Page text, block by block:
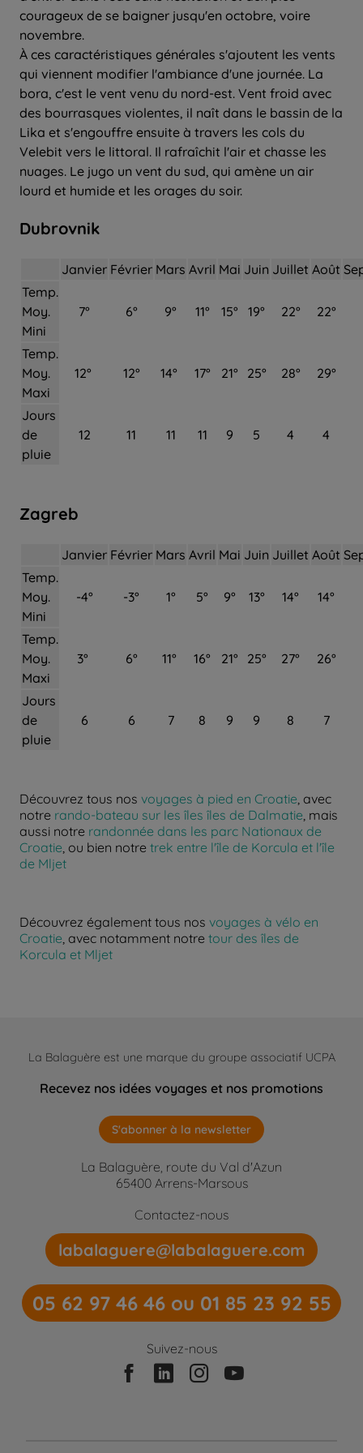
courageux de se baigner jusqu'en octobre, voire
novembre.
À ces caractéristiques générales s'ajoutent les vents
qui viennent modifier l'ambiance d'une journée. La
bora, c'est le vent venu du nord-est. Vent froid avec
des bourrasques violentes, il naît dans le bassin de la
Lika et s'engouffre ensuite à travers les cols du
Velebit vers le littoral. Il rafraîchit l'air et chasse les
nuages. Le jugo un vent du sud, qui amène un air
lourd et humide et les orages du soir.
Dubrovnik
Janvier Février Mars Avril Mai Juin Juillet Août
Temp.
Moy.
Mini
7° 6° 9° 11° 15° 19° 22° 22°
Temp.
Moy.
Maxi
12° 12° 14° 17° 21° 25° 28° 29°
Jours
de
pluie
12 11 11 11 9 5 4 4
Zagreb
Janvier Février Mars Avril Mai Juin Juillet Août
Temp.
Moy.
Mini
-4° -3° 1° 5° 9° 13° 14° 14°
Temp.
Moy.
Maxi
3° 6° 11° 16° 21° 25° 27° 26°
Jours
de
pluie
6 6 7 8 9 9 8 7
Découvrez tous nos voyages à pied en Croatie , avec
notre rando-bateau sur les îles îles de Dalmatie , mais
aussi notre randonnée dans les parc Nationaux de
Croatie , ou bien notre trek entre l'île de Korcula et l'île
de Mljet
Découvrez également tous nos voyages à vélo en
Croatie , avec notamment notre tour des îles de
Korcula et Mljet
La Balaguère est une marque du groupe associatif UCPA
Recevez nos idées voyages et nos promotions
S'abonner à la newsletter
La Balaguère, route du Val d'Azun
65400 Arrens-Marsous
Contactez-nous
labalaguere@labalaguere.com
05 62 97 46 46 ou 01 85 23 92 55
Suivez-nous